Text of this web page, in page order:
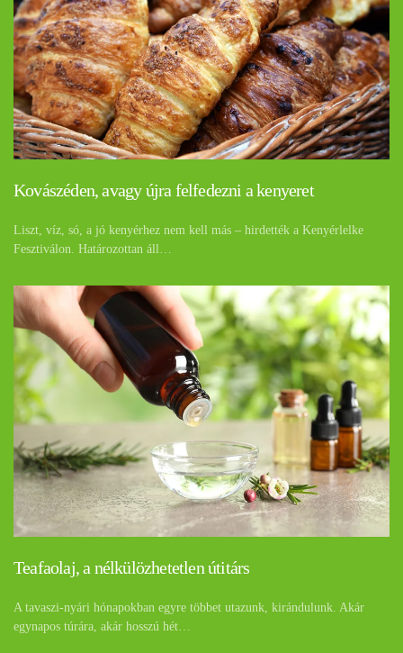
Kovászéden, avagy újra felfedezni a kenyeret
Liszt, víz, só, a jó kenyérhez nem kell más – hirdették a Kenyérlelke
Fesztiválon. Határozottan áll…
Teafaolaj, a nélkülözhetetlen útitárs
A tavaszi-nyári hónapokban egyre többet utazunk, kirándulunk. Akár
egynapos túrára, akár hosszú hét…